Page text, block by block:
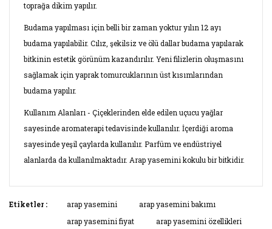
toprağa dikim yapılır.
Budama yapılması için belli bir zaman yoktur yılın 12 ayı
budama yapılabilir. Cılız, şekilsiz ve ölü dallar budama yapılarak
bitkinin estetik görünüm kazandırılır. Yeni filizlerin oluşmasını
sağlamak için yaprak tomurcuklarının üst kısımlarından
budama yapılır.
Kullanım Alanları - Çiçeklerinden elde edilen uçucu yağlar
sayesinde aromaterapi tedavisinde kullanılır. İçerdiği aroma
sayesinde yeşil çaylarda kullanılır. Parfüm ve endüstriyel
alanlarda da kullanılmaktadır. Arap yasemini kokulu bir bitkidir.
Bu ürünün fiyat bilgisi, resim, ürün açıklamalarında ve diğer
konularda yetersiz gördüğünüz noktaları öneri formunu
Etiketler : arap yasemini
arap yasemini bakımı
arap yasemini fiyat
arap yasemini özellikleri